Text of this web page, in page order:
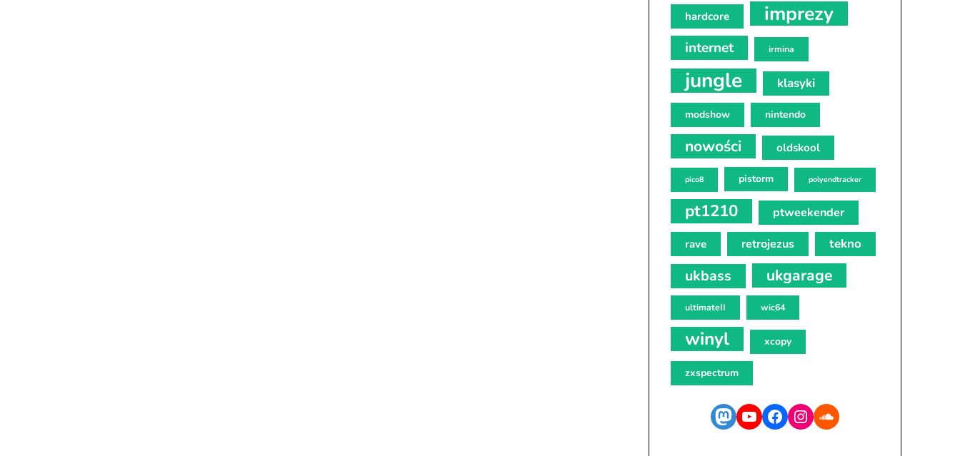
hardcore imprezy
internet irmina
jungle klasyki
modshow nintendo
nowości oldskool
pico8 pistorm polyendtracker
pt1210 ptweekender
rave retrojezus tekno
ukbass ukgarage
ultimateII wic64
winyl xcopy
zxspectrum
Mastodon
YouTube
Facebook
Instagram
SoundCloud